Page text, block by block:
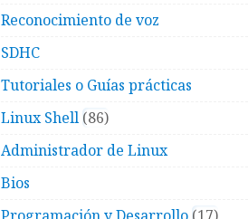
Reconocimiento de voz
SDHC
Tutoriales o Guías prácticas
Linux Shell 86
Administrador de Linux
Bios